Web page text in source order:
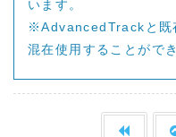
います。
※AdvancedTrackと既
混在使用することがで